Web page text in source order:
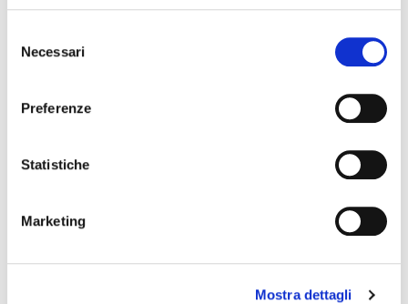
delNecessari
Preferenze
Statistiche
Marketing
Mostra dettagli